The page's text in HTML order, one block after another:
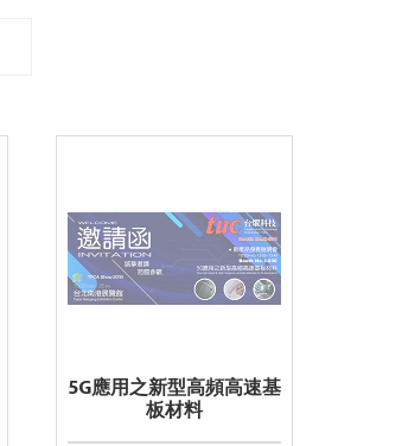
5G應用之新型高頻高速基
板材料